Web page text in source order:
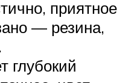
приятное
— резина,
глубокий